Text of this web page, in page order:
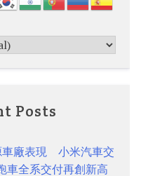
Posts
車廠表現 小米汽車交
全系交付再創新高